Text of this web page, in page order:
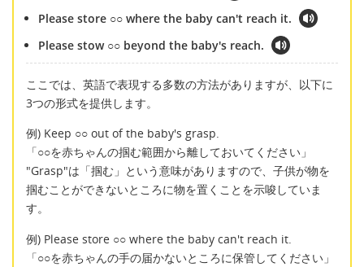
Please store ○○ where the baby can't reach it.
Please stow ○○ beyond the baby's reach.
ここでは、英語で表現する多数の方法がありますが、以下に
3つの形式を提供します。
例) Keep ○○ out of the baby's grasp.
「○○を赤ちゃんの掴む範囲から離しておいてください」
"Grasp"は「掴む」という意味がありますので、子供が物を
掴むことができないところに物を置くことを示唆していま
す。
例) Please store ○○ where the baby can't reach it.
「○○を赤ちゃんの手の届かないところに保管してください」